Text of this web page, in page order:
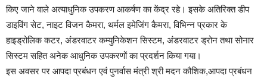
किए जाने वाले अत्याधुनिक उपकरण आकर्षण का केंद्र रहे। इसके अतिरिक्त डीप
डाइविंग सेट, नाइट विजन कैमरा, थर्मल इमेजिंग कैमरा, विभिन्न प्रकार के
हाइड्रोलिक कटर, अंडरवाटर कम्युनिकेशन सिस्टम, अंडरवाटर ड्रोन तथा सोनार
सिस्टम सहित अनेक आधुनिक उपकरणों का प्रदर्शन किया गया।
इस अवसर पर आपदा प्रबंधन एवं पुनर्वास मंत्री श्री मदन कौशिक,आपदा प्रबंधन